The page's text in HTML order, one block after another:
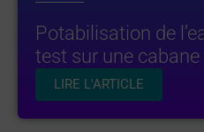
Potabilisation de
test sur une cabane
LIRE L'ARTICLE